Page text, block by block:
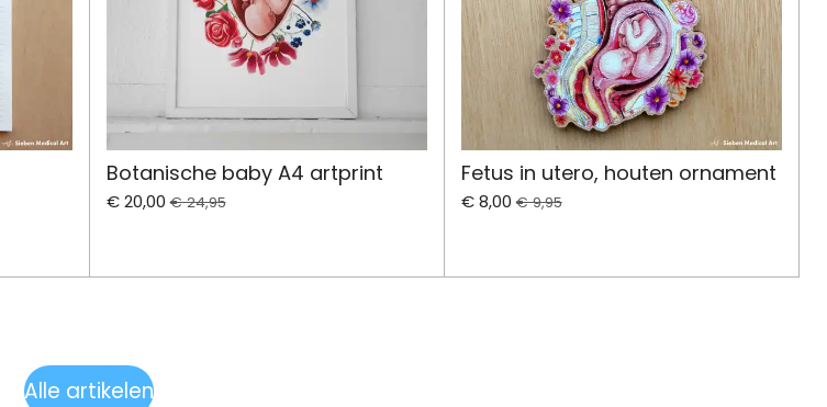
Botanische baby A4 artprint
€ 20,00 € 24,95
Fetus in utero, houten ornament
€ 8,00 € 9,95
Alle artikelen